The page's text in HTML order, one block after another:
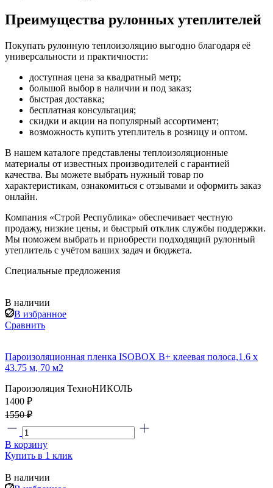
Преимущества рулонных утеплителей
Покупать рулонную теплоизоляцию выгодно благодаря её
универсальности и практичности:
доступная цена за квадратный метр;
большой выбор в наличии и под заказ;
быстрая доставка;
бесплатная консультация;
скидки и акции на популярный ассортимент;
возможность купить утеплитель в розницу и оптом.
В нашем каталоге представлены теплоизоляционные
материалы от известных производителей с гарантией
качества. Вы можете выбрать нужный товар по
характеристикам, ознакомиться с отзывами и оформить заказ
онлайн.
Компания «Строй Республика» обеспечивает честную
продажу, низкие цены, и быстрый отклик службы поддержки.
Мы поможем выбрать и приобрести подходящий рулонный
утеплитель с учётом ваших задач и бюджета.
Специальные предложения
В наличии
В избранное
Сравнить
Пароизоляционная пленка ISOBOX В+ клеевая полоса,1.6 x
43.75 м, 70 м2
Пароизоляция ТехноНИКОЛЬ
1400 ₽
1550 ₽
В корзину
Купить в 1 клик
В наличии